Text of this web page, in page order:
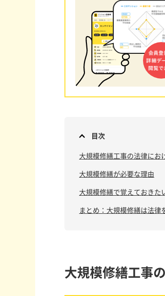
目次
大規模修繕工事の法律にお
大規模修繕が必要な理由
大規模修繕で覚えておきた
まとめ：大規模修繕は法律
大規模修繕工事